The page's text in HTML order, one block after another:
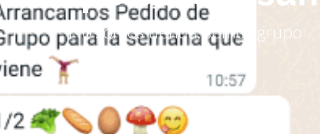
No somos tienda, somos grupo